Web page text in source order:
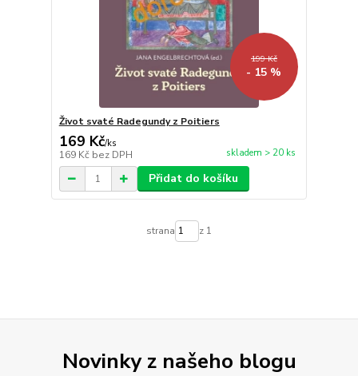
199 Kč
- 15 %
Život svaté Radegundy z Poitiers
169 Kč/ks
169 Kč bez DPH skladem > 20 ks
Přidat do košíku
strana z 1
Novinky z našeho blogu